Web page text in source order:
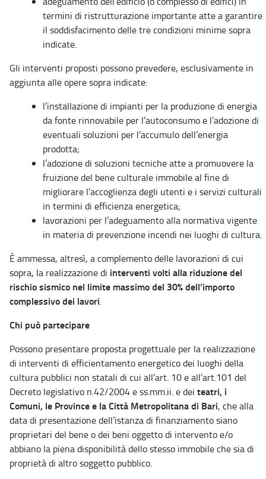
termini di ristrutturazione importante atte a garantire
il soddisfacimento delle tre condizioni minime sopra
indicate.
Gli interventi proposti possono prevedere, esclusivamente in
aggiunta alle opere sopra indicate:
l’installazione di impianti per la produzione di energia
da fonte rinnovabile per l’autoconsumo e l’adozione di
eventuali soluzioni per l’accumulo dell’energia
prodotta;
l’adozione di soluzioni tecniche atte a promuovere la
fruizione del bene culturale immobile al fine di
migliorare l’accoglienza degli utenti e i servizi culturali
in termini di efficienza energetica;
lavorazioni per l’adeguamento alla normativa vigente
in materia di prevenzione incendi nei luoghi di cultura.
È ammessa, altresì, a complemento delle lavorazioni di cui
sopra, la realizzazione di interventi volti alla riduzione del
rischio sismico nel limite massimo del 30% dell’importo
complessivo dei lavori.
Chi può partecipare
Possono presentare proposta progettuale per la realizzazione
di interventi di efficientamento energetico dei luoghi della
cultura pubblici non statali di cui all’art. 10 e all’art.101 del
Decreto legislativo n.42/2004 e ss.mm.ii. e dei teatri, i
Comuni, le Province e la Città Metropolitana di Bari, che alla
data di presentazione dell’istanza di finanziamento siano
proprietari del bene o dei beni oggetto di intervento e/o
abbiano la piena disponibilità dello stesso immobile che sia di
proprietà di altro soggetto pubblico.